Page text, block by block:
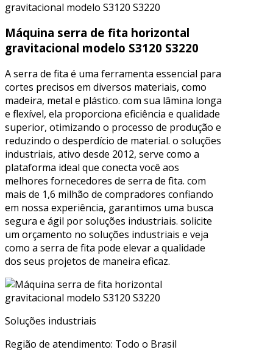
Máquina serra de fita horizontal
gravitacional modelo S3120 S3220
A serra de fita é uma ferramenta essencial para
cortes precisos em diversos materiais, como
madeira, metal e plástico. com sua lâmina longa
e flexível, ela proporciona eficiência e qualidade
superior, otimizando o processo de produção e
reduzindo o desperdício de material. o soluções
industriais, ativo desde 2012, serve como a
plataforma ideal que conecta você aos
melhores fornecedores de serra de fita. com
mais de 1,6 milhão de compradores confiando
em nossa experiência, garantimos uma busca
segura e ágil por soluções industriais. solicite
um orçamento no soluções industriais e veja
como a serra de fita pode elevar a qualidade
dos seus projetos de maneira eficaz.
Soluções industriais
Região de atendimento: Todo o Brasil